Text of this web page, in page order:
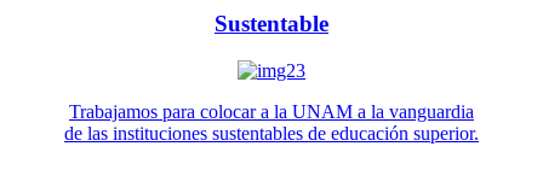
Sustentable
Trabajamos para colocar a la UNAM a la vanguardia
de las instituciones sustentables de educación superior.